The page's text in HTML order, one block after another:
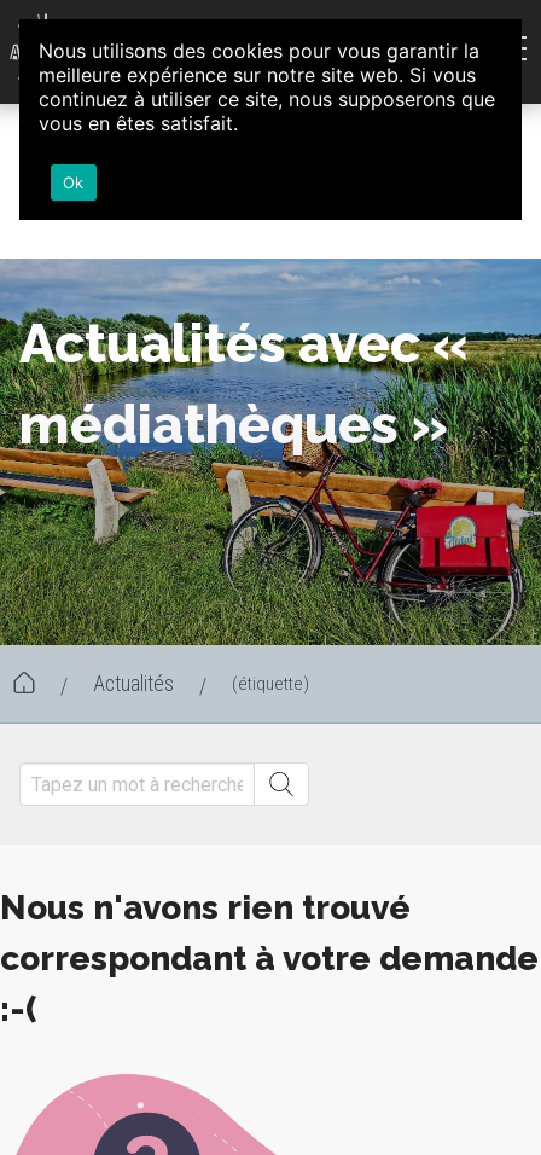
Aller au contenu
Association d'Animation et d'Initiatives Citoyennes
Loire-Authion
Actualités avec «
médiathèques »
/ Actualités / (étiquette)
Nous n'avons rien trouvé
correspondant à votre demande
:-(
Nous utilisons des cookies pour vous garantir la
meilleure expérience sur notre site web. Si vous
continuez à utiliser ce site, nous supposerons que
vous en êtes satisfait.
Ok